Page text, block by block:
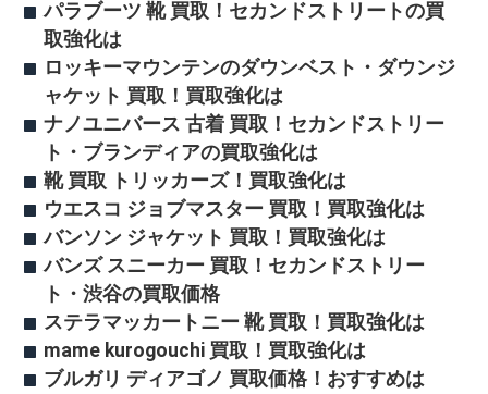
パラブーツ 靴 買取！セカンドストリートの買
取強化は
ロッキーマウンテンのダウンベスト・ダウンジ
ャケット 買取！買取強化は
ナノユニバース 古着 買取！セカンドストリー
ト・ブランディアの買取強化は
靴 買取 トリッカーズ！買取強化は
ウエスコ ジョブマスター 買取！買取強化は
バンソン ジャケット 買取！買取強化は
バンズ スニーカー 買取！セカンドストリー
ト・渋谷の買取価格
ステラマッカートニー 靴 買取！買取強化は
mame kurogouchi 買取！買取強化は
ブルガリ ディアゴノ 買取価格！おすすめは